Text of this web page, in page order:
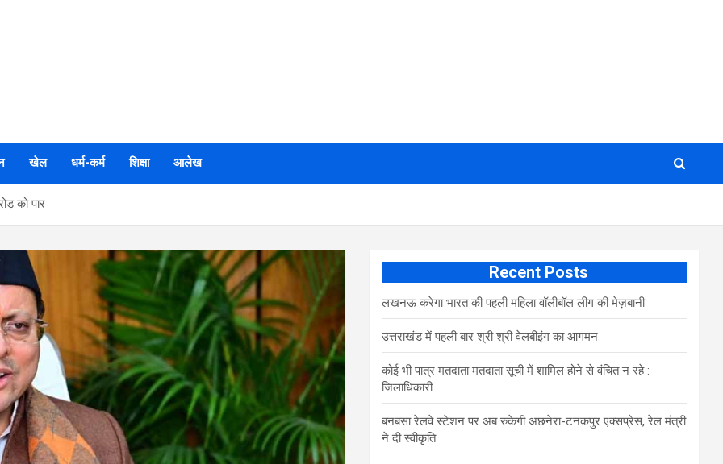
खेल धर्म-कर्म शिक्षा आलेख
को पार
Recent Posts
लखनऊ करेगा भारत की पहली महिला वॉलीबॉल लीग की मेज़बानी
उत्तराखंड में पहली बार श्री श्री वेलबीइंग का आगमन
कोई भी पात्र मतदाता मतदाता सूची में शामिल होने से वंचित न रहे :
जिलाधिकारी
बनबसा रेलवे स्टेशन पर अब रुकेगी अछनेरा-टनकपुर एक्सप्रेस, रेल मंत्री
ने दी स्वीकृति